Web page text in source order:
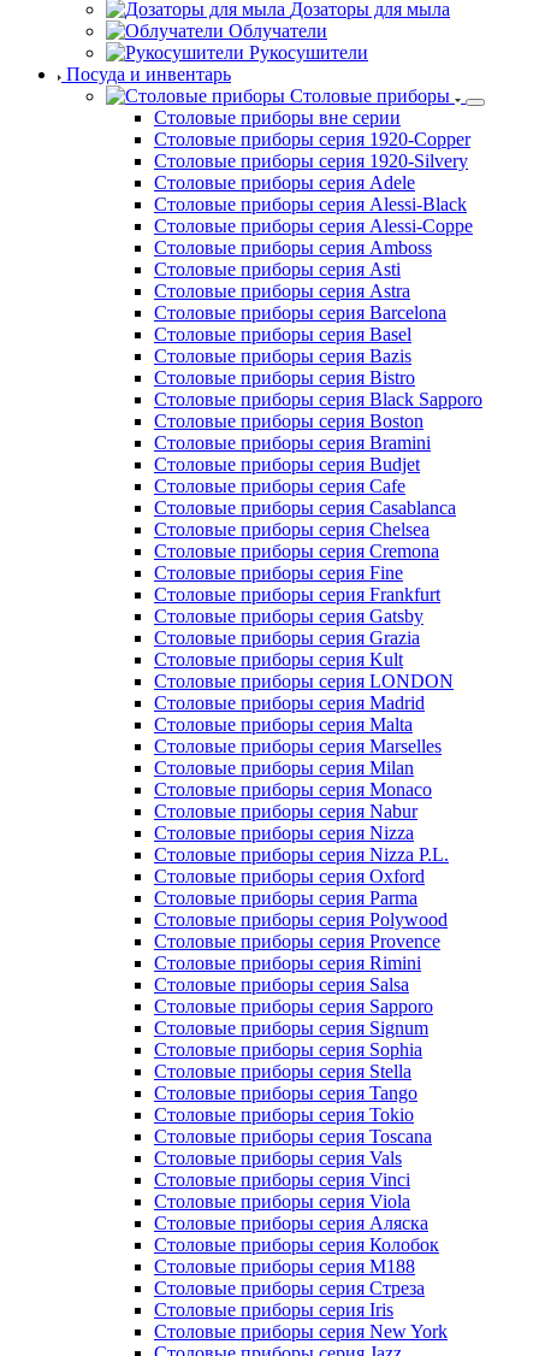
Дозаторы для мыла
Облучатели
Рукосушители
Посуда и инвентарь
Столовые приборы
Столовые приборы вне серии
Столовые приборы серия 1920-Copper
Столовые приборы серия 1920-Silvery
Столовые приборы серия Adele
Столовые приборы серия Alessi-Black
Столовые приборы серия Alessi-Coppe
Столовые приборы серия Amboss
Столовые приборы серия Asti
Столовые приборы серия Astra
Столовые приборы серия Barcelona
Столовые приборы серия Basel
Столовые приборы серия Bazis
Столовые приборы серия Bistro
Столовые приборы серия Black Sapporo
Столовые приборы серия Boston
Столовые приборы серия Bramini
Столовые приборы серия Budjet
Столовые приборы серия Cafe
Столовые приборы серия Casablanca
Столовые приборы серия Chelsea
Столовые приборы серия Cremona
Столовые приборы серия Fine
Столовые приборы серия Frankfurt
Столовые приборы серия Gatsby
Столовые приборы серия Grazia
Столовые приборы серия Kult
Столовые приборы серия LONDON
Столовые приборы серия Madrid
Столовые приборы серия Malta
Столовые приборы серия Marselles
Столовые приборы серия Milan
Столовые приборы серия Monaco
Столовые приборы серия Nabur
Столовые приборы серия Nizza
Столовые приборы серия Nizza P.L.
Столовые приборы серия Oxford
Столовые приборы серия Parma
Столовые приборы серия Polywood
Столовые приборы серия Provence
Столовые приборы серия Rimini
Столовые приборы серия Salsa
Столовые приборы серия Sapporo
Столовые приборы серия Signum
Столовые приборы серия Sophia
Столовые приборы серия Stella
Столовые приборы серия Tango
Столовые приборы серия Tokio
Столовые приборы серия Toscana
Столовые приборы серия Vals
Столовые приборы серия Vinci
Столовые приборы серия Viola
Столовые приборы серия Аляска
Столовые приборы серия Колобок
Столовые приборы серия М188
Столовые приборы серия Стреза
Столовые приборы серия Iris
Столовые приборы серия New York